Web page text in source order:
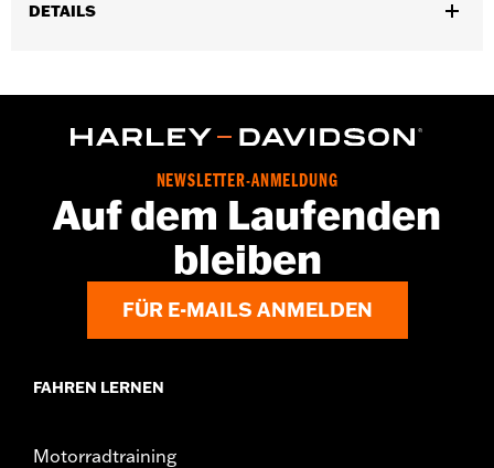
DETAILS
In der Box: Rechtes und linkes Tauchrohr, untere
NEWSLETTER-ANMELDUNG
Auf dem Laufenden
bleiben
FÜR E-MAILS ANMELDEN
FAHREN LERNEN
Motorradtraining